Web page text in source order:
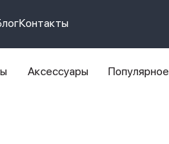
Контакты
Аксессуары Популярное